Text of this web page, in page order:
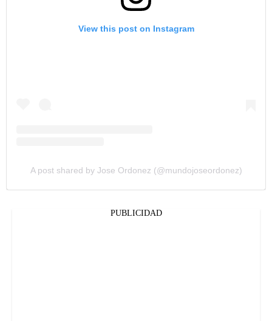
View this post on Instagram
A post shared by Jose Ordonez (@mundojoseordonez)
PUBLICIDAD